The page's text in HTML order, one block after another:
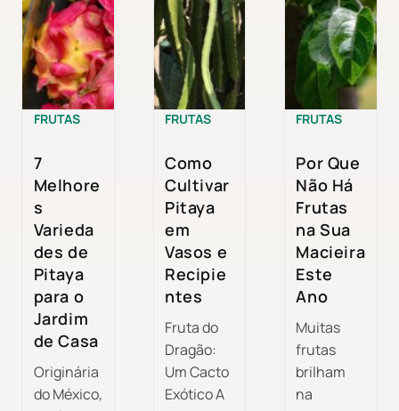
FRUTAS
7
Melhore
s
Varieda
des de
Pitaya
para o
Jardim
de Casa
Originária
do México,
FRUTAS
Como
Cultivar
Pitaya
em
Vasos e
Recipie
ntes
Fruta do
Dragão:
Um Cacto
Exótico A
FRUTAS
Por Que
Não Há
Frutas
na Sua
Macieira
Este
Ano
Muitas
frutas
brilham
na